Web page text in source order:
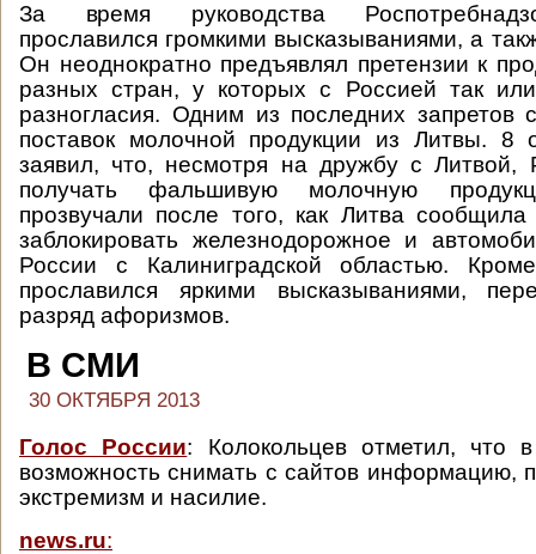
За время руководства
прославился громкими высказываниями, а
Он неоднократно предъявлял претензии к
разных стран, у которых с Россией так
разногласия. Одним из последних запретов
поставок молочной продукции из Литвы. 8
заявил, что, несмотря на дружбу с Литвой,
получать фальшивую молочную
прозвучали после того, как Литва
заблокировать железнодорожное и
России с Калиниградской областью.
прославился яркими высказываниями,
разряд афоризмов.
В СМИ
30 ОКТЯБРЯ 2013
Голос России: Колокольцев отметил, что
возможность снимать с сайтов информацию,
экстремизм и насилие.
news.ru: